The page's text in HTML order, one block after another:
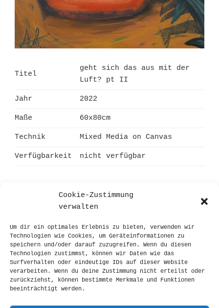
Cookie-Zustimmung
verwalten
Um dir ein optimales Erlebnis zu bieten, verwenden wir
Technologien wie Cookies, um Geräteinformationen zu
speichern und/oder darauf zuzugreifen. Wenn du diesen
Technologien zustimmst, können wir Daten wie das
Surfverhalten oder eindeutige IDs auf dieser Website
verarbeiten. Wenn du deine Zustimmung nicht erteilst oder
zurückziehst, können bestimmte Merkmale und Funktionen
beeinträchtigt werden.
Titel
geht sich das aus mit der
Luft? pt II
Jahr 2022
Maße 60x80cm
Technik Mixed Media on Canvas
Verfügbarkeit nicht verfügbar
Beitrag
geht sich das aus mit der luft?
Nächster
Beitrag
WEITER
mensch(l) ich sein